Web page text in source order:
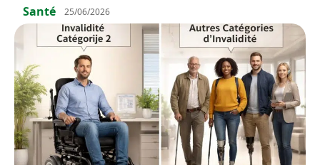
Santé 25/06/2026